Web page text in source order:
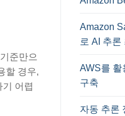
준만으
할 경우,
어렵
Amazon
로 AI 추론
AWS를 활
구축
자동 추론